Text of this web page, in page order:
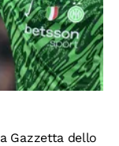
Gazzetta dello